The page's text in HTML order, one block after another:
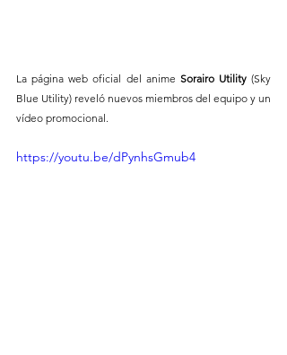
La página web oficial del anime Sorairo Utility (Sky
Blue Utility) reveló nuevos miembros del equipo y un
vídeo promocional.
https://youtu.be/dPynhsGmub4